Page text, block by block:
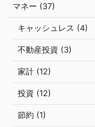
マネー (37)
キャッシュレス (4)
不動産投資 (3)
家計 (12)
投資 (12)
節約 (1)